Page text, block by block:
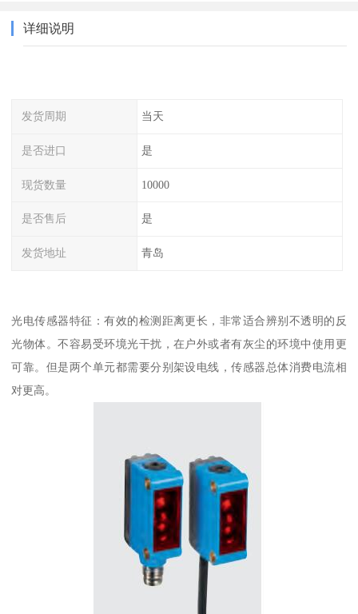
详细说明
发货周期 当天
是否进口 是
现货数量 10000
是否售后 是
发货地址 青岛
光电传感器特征：有效的检测距离更长，非常适合辨别不透明的反
光物体。不容易受环境光干扰，在户外或者有灰尘的环境中使用更
可靠。但是两个单元都需要分别架设电线，传感器总体消费电流相
对更高。